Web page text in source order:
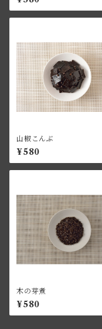
山椒こんぶ
¥580
木の芽煮
¥580